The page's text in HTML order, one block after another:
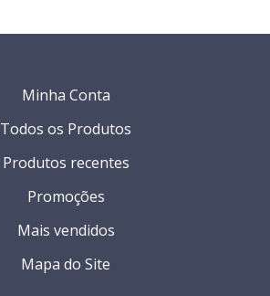
Minha Conta
Todos os Produtos
Produtos recentes
Promoções
Mais vendidos
Mapa do Site